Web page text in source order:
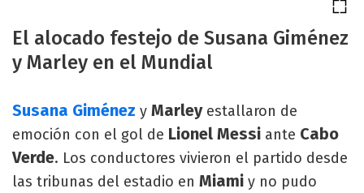
El alocado festejo de Susana Giménez
y Marley en el Mundial
Susana Giménez y Marleyestallaron de
emoción con el gol de Lionel Messi ante Cabo
Verde. Los conductores vivieron el partido desde
las tribunas del estadio en Miami y no pudo